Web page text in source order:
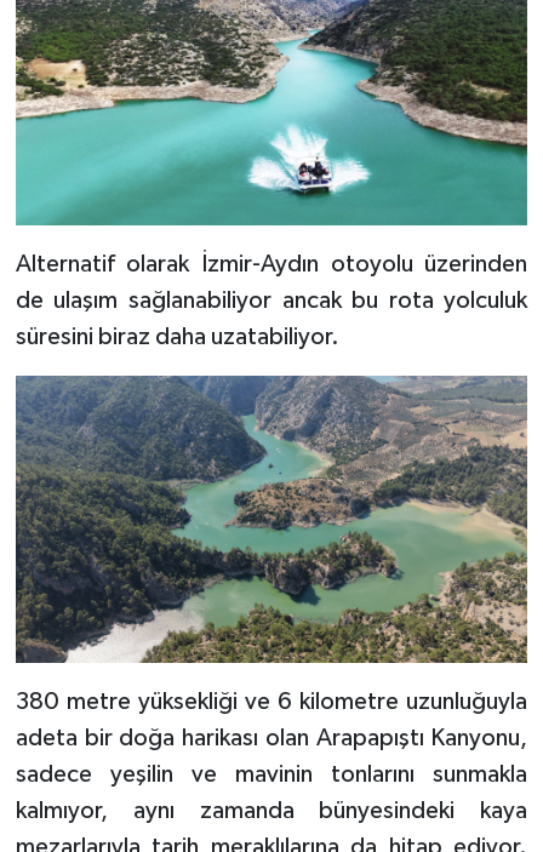
Alternatif olarak İzmir-Aydın otoyolu üzerinden
de ulaşım sağlanabiliyor ancak bu rota yolculuk
süresini biraz daha uzatabiliyor.
380 metre yüksekliği ve 6 kilometre uzunluğuyla
adeta bir doğa harikası olan Arapapıştı Kanyonu,
sadece yeşilin ve mavinin tonlarını sunmakla
kalmıyor, aynı zamanda bünyesindeki kaya